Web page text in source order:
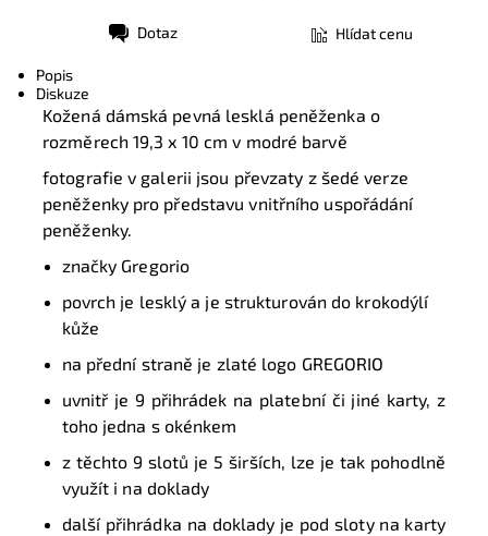
Dotaz Hlídat cenu
Popis
Diskuze
Kožená dámská pevná lesklá peněženka o
rozměrech 19,3 x 10 cm v modré barvě
fotografie v galerii jsou převzaty z šedé verze
peněženky pro představu vnitřního uspořádání
peněženky.
značky Gregorio
povrch je lesklý a je strukturován do krokodýlí
kůže
na přední straně je zlaté logo GREGORIO
uvnitř je 9 přihrádek na platební či jiné karty, z
toho jedna s okénkem
z těchto 9 slotů je 5 širších, lze je tak pohodlně
využít i na doklady
další přihrádka na doklady je pod sloty na karty